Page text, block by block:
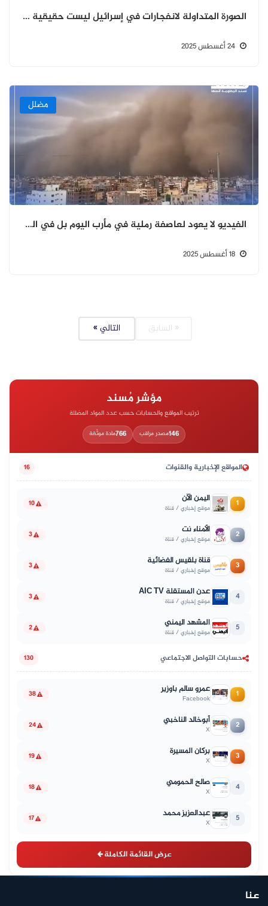
الصورة المتداولة لانفجارات في إسرائيل ليست حقيقية ومولدة بالذكاء الاصطناعي.
مضلل
الفيديو لا يعود لعاصفة رملية في مأرب اليوم بل في السودان 2023
« السابق التالي »
مؤشر مُسند
ترتيب المواقع والحسابات حسب عدد المواد المضللة
146مصدر مراقب 766مادة موثّقة
المواقع الإخبارية والقنوات 16
1 اليمن الآن
موقع إخباري / قناة 10
2 الأمناء نت
موقع إخباري / قناة 3
3 قناة بلقيس الفضائية
موقع إخباري / قناة 3
4 عدن المستقلة AIC TV
موقع إخباري / قناة 3
5 المشهد اليمني
موقع إخباري / قناة 2
حسابات التواصل الاجتماعي 130
1 عمرو سالم باوزير
Facebook
38
2 أبوخالد الناخبي
X
24
3 بركان المسيرة
X
19
4 صالح الحمومي
X
18
5 عبدالعزيز محمد
X
17
عرض القائمة الكاملة
عنا